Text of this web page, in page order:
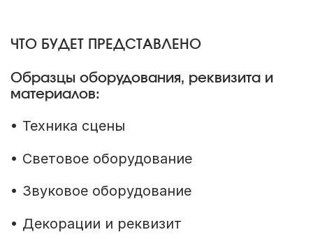
ЧТО БУДЕТ ПРЕДСТАВЛЕНО
Образцы оборудования, реквизита и
материалов:
• Техника сцены
• Световое оборудование
• Звуковое оборудование
• Декорации и реквизит